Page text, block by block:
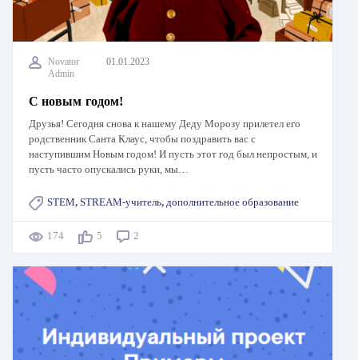
Novator
Admin
01.01.2023
С новым годом!
Друзья! Сегодня снова к нашему Деду Морозу прилетел его
родственник Санта Клаус, чтобы поздравить вас с
наступившим Новым годом! И пусть этот год был непростым, и
пусть часто опускались руки, мы…
STEM, STREAM-учитель, дополнительное образование
174 5 2